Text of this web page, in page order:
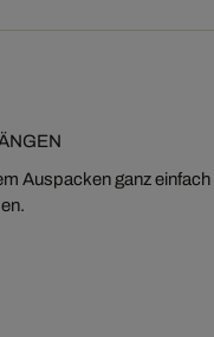
Auspacken ganz einfach